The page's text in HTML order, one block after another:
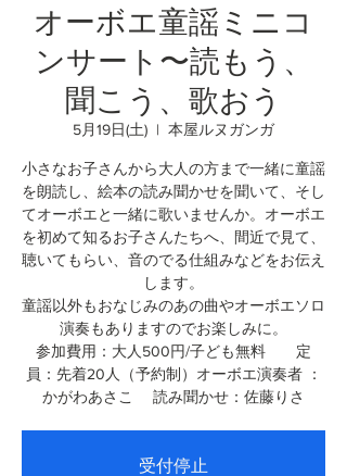
オーボエ童謡ミニコ
ンサート〜読もう、
聞こう、歌おう
5月19日(土)
  |
本屋ルヌガンガ
小さなお子さんから大人の方まで一緒に童謡
を朗読し、絵本の読み聞かせを聞いて、そし
てオーボエと一緒に歌いませんか。オーボエ
を初めて知るお子さんたちへ、間近で見て、
聴いてもらい、音のでる仕組みなどをお伝え
します。
童謡以外もおなじみのあの曲やオーボエソロ
演奏もありますのでお楽しみに。
参加費用：大人500円/子ども無料 定
員：先着20人（予約制）オーボエ演奏者 ：
かがわあさこ 読み聞かせ：佐藤りさ
受付停止